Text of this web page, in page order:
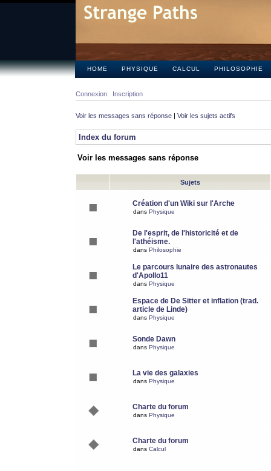
HOME PHYSIQUE CALCUL PHILOSOPHIE
Connexion Inscription
Voir les messages sans réponse | Voir les sujets actifs
Index du forum
Voir les messages sans réponse
Sujets
Création d'un Wiki sur l'Arche
dans Physique
De l'esprit, de l'historicité et de
l'athéisme.
dans Philosophie
Le parcours lunaire des astronautes
d'Apollo11
dans Physique
Espace de De Sitter et inflation (trad.
article de Linde)
dans Physique
Sonde Dawn
dans Physique
La vie des galaxies
dans Physique
Charte du forum
dans Physique
Charte du forum
dans Calcul